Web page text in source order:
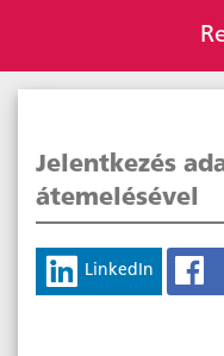
Jelentkezés
átemelésével
LinkedIn